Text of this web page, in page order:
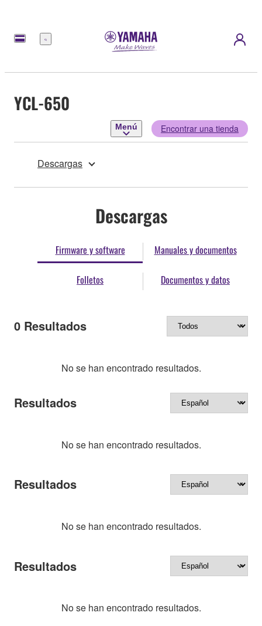
Menú
YCL-650
Menú Encontrar una tienda
Descargas
Descargas
Firmware y software Manuales y documentos
Folletos Documentos y datos
0 Resultados
No se han encontrado resultados.
Resultados
No se han encontrado resultados.
Resultados
No se han encontrado resultados.
Resultados
No se han encontrado resultados.